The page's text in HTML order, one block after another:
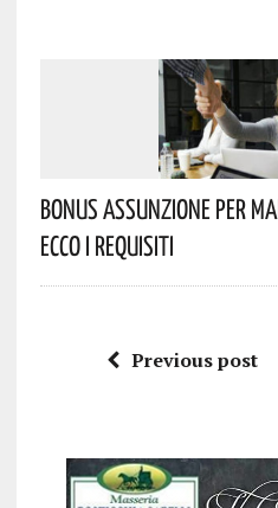
Bonus Assunzione Per
Ecco I Requisiti
Previous post